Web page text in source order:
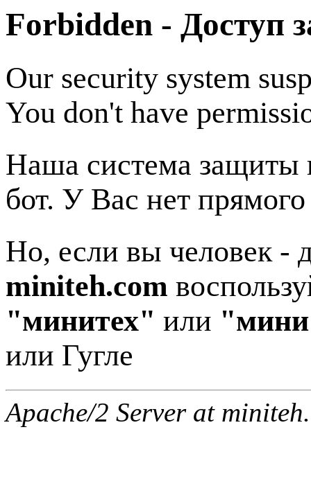
Forbidden - Доступ
Our security system
You don't have
Наша система защиты
бот. У Вас нет
Но, если вы человек -
miniteh.com
"минитех" или "мини
или Гугле
Apache/2 Server at